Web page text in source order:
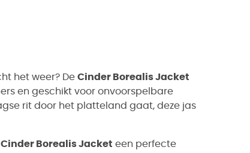
het weer? De Cinder Borealis Jacket
en geschikt voor onvoorspelbare
rit door het platteland gaat, deze jas
Cinder Borealis Jacket een perfecte